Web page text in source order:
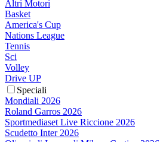
Altri Motori
Basket
America's Cup
Nations League
Tennis
Sci
Volley
Drive UP
Speciali
Mondiali 2026
Roland Garros 2026
Sportmediaset Live Riccione 2026
Scudetto Inter 2026